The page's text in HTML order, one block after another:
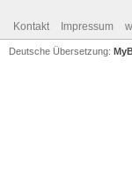
Kontakt Impressum
Deutsche Übersetzung: